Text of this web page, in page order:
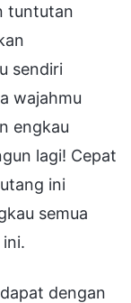
tuntutan
sendiri
wajahmu
engkau
lagi! Cepat
ini
semua
dengan